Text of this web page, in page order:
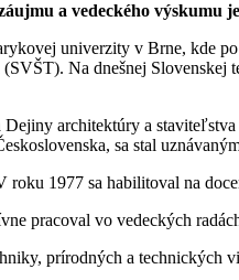
a vedeckého výskumu
univerzity v Brne, kde
Na dnešnej
architektúry a
sa stal
1977 sa habilitoval na
pracoval vo vedeckých
prírodných a